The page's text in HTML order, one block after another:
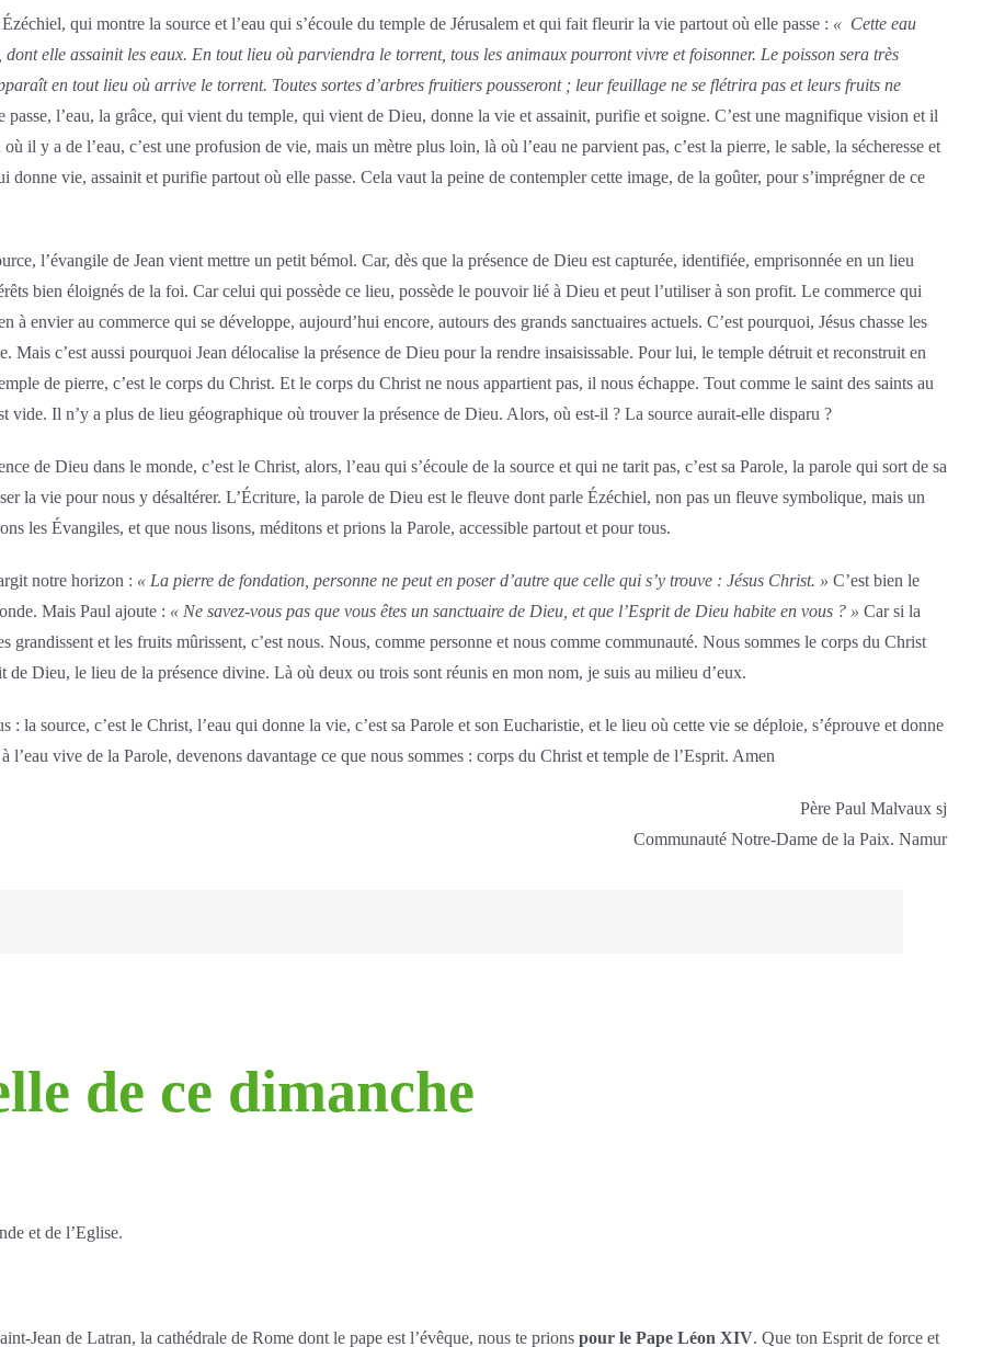
qui montre la source et l’eau qui s’écoule du temple de Jérusalem et qui fait fleurir la vie partout où elle passe : « Cette eau
elle assainit les eaux. En tout lieu où parviendra le torrent, tous les animaux pourront vivre et foisonner. Le poisson sera très
en tout lieu où arrive le torrent. Toutes sortes d’arbres fruitiers pousseront ; leur feuillage ne se flétrira pas et leurs fruits ne
passe, l’eau, la grâce, qui vient du temple, qui vient de Dieu, donne la vie et assainit, purifie et soigne. C’est une magnifique vision et il
il y a de l’eau, c’est une profusion de vie, mais un mètre plus loin, là où l’eau ne parvient pas, c’est la pierre, le sable, la sécheresse et
vie, assainit et purifie partout où elle passe. Cela vaut la peine de contempler cette image, de la goûter, pour s’imprégner de ce
l’évangile de Jean vient mettre un petit bémol. Car, dès que la présence de Dieu est capturée, identifiée, emprisonnée en un lieu
bien éloignés de la foi. Car celui qui possède ce lieu, possède le pouvoir lié à Dieu et peut l’utiliser à son profit. Le commerce qui
à envier au commerce qui se développe, aujourd’hui encore, autours des grands sanctuaires actuels. C’est pourquoi, Jésus chasse les
c’est aussi pourquoi Jean délocalise la présence de Dieu pour la rendre insaisissable. Pour lui, le temple détruit et reconstruit en
de pierre, c’est le corps du Christ. Et le corps du Christ ne nous appartient pas, il nous échappe. Tout comme le saint des saints au
Il n’y a plus de lieu géographique où trouver la présence de Dieu. Alors, où est-il ? La source aurait-elle disparu ?
de Dieu dans le monde, c’est le Christ, alors, l’eau qui s’écoule de la source et qui ne tarit pas, c’est sa Parole, la parole qui sort de sa
la vie pour nous y désaltérer. L’Écriture, la parole de Dieu est le fleuve dont parle Ézéchiel, non pas un fleuve symbolique, mais un
les Évangiles, et que nous lisons, méditons et prions la Parole, accessible partout et pour tous.
notre horizon : « La pierre de fondation, personne ne peut en poser d’autre que celle qui s’y trouve : Jésus Christ. » C’est bien le
Mais Paul ajoute : « Ne savez-vous pas que vous êtes un sanctuaire de Dieu, et que l’Esprit de Dieu habite en vous ? » Car si la
grandissent et les fruits mûrissent, c’est nous. Nous, comme personne et nous comme communauté. Nous sommes le corps du Christ
de Dieu, le lieu de la présence divine. Là où deux ou trois sont réunis en mon nom, je suis au milieu d’eux.
la source, c’est le Christ, l’eau qui donne la vie, c’est sa Parole et son Eucharistie, et le lieu où cette vie se déploie, s’éprouve et donne
vive de la Parole, devenons davantage ce que nous sommes : corps du Christ et temple de l’Esprit. Amen
Père Paul Malvaux sj
Communauté Notre-Dame de la Paix. Namur
de ce dimanche
et de l’Eglise.
Jean de Latran, la cathédrale de Rome dont le pape est l’évêque, nous te prionspour le Pape Léon XIV. Que ton Esprit de force et